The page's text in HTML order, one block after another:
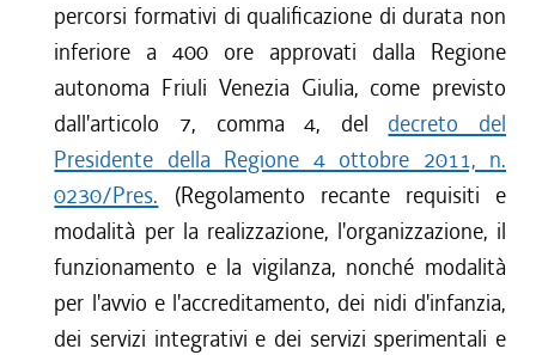
percorsi formativi di qualificazione di durata non
inferiore a 400 ore approvati dalla Regione
autonoma Friuli Venezia Giulia, come previsto
dall'articolo 7, comma 4, del decreto del
Presidente della Regione 4 ottobre 2011, n.
0230/Pres. (Regolamento recante requisiti e
modalità per la realizzazione, l'organizzazione, il
funzionamento e la vigilanza, nonché modalità
per l'avvio e l'accreditamento, dei nidi d'infanzia,
dei servizi integrativi e dei servizi sperimentali e